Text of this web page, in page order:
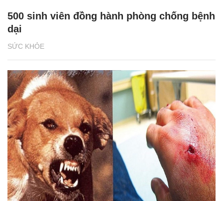
SỨC KHỎE
500 sinh viên đồng hành phòng chống bệnh
dại